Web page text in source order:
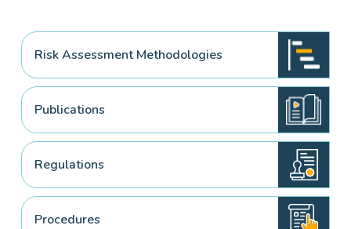
Risk Assessment Methodologies
Publications
Regulations
Procedures